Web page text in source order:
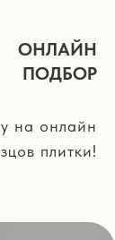
ОНЛАЙН
ПОДБОР
на онлайн
плитки!